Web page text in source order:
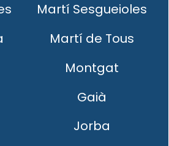
Martí Sesgueioles
Martí de Tous
Montgat
Gaià
Jorba